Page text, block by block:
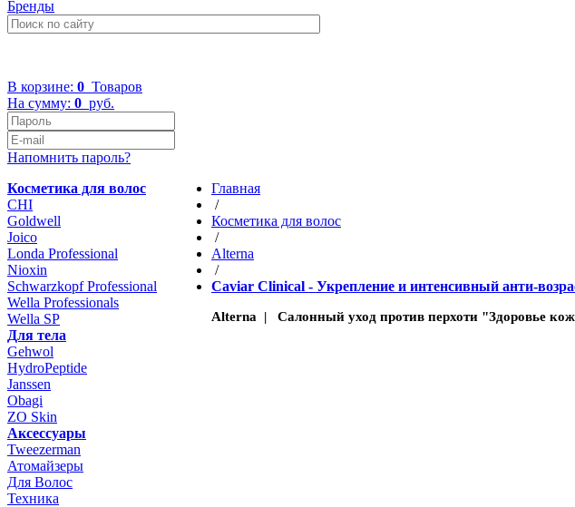
Бренды
В корзине: 0 Товаров
На сумму: 0 руб.
Напомнить пароль?
Косметика для волос
CHI
Goldwell
Joico
Londa Professional
Nioxin
Schwarzkopf Professional
Wella Professionals
Wella SP
Для тела
Gehwol
HydroPeptide
Janssen
Obagi
ZO Skin
Aксессуары
Tweezerman
Атомайзеры
Для Волос
Техника
Главная
/
Косметика для волос
/
Altеrna
/
Caviar Clinical - Укрепление и интенсивный анти-
Alterna | Салонный уход против перхоти "Здоровье